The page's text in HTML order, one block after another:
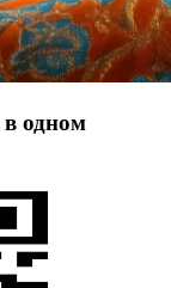
одном